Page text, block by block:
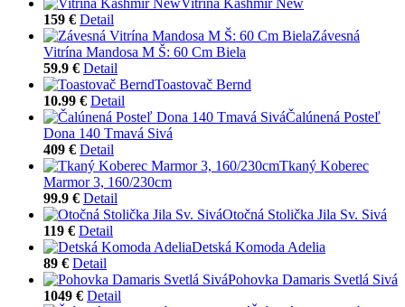
159 € Detail
Závesná
Vitrína Mandosa M Š: 60 Cm Biela
59.9 € Detail
Toastovač Bernd
10.99 € Detail
Čalúnená Posteľ
Dona 140 Tmavá Sivá
409 € Detail
Tkaný Koberec
Marmor 3, 160/230cm
99.9 € Detail
Otočná Stolička Jila Sv. Sivá
119 € Detail
Detská Komoda Adelia
89 € Detail
Pohovka Damaris Svetlá Sivá
1049 € Detail